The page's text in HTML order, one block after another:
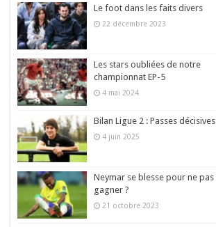
Le foot dans les faits divers
22 décembre 2023
Les stars oubliées de notre
championnat EP-5
4 mai 2024
Bilan Ligue 2 : Passes décisives
4 juin 2025
Neymar se blesse pour ne pas
gagner ?
21 octobre 2023